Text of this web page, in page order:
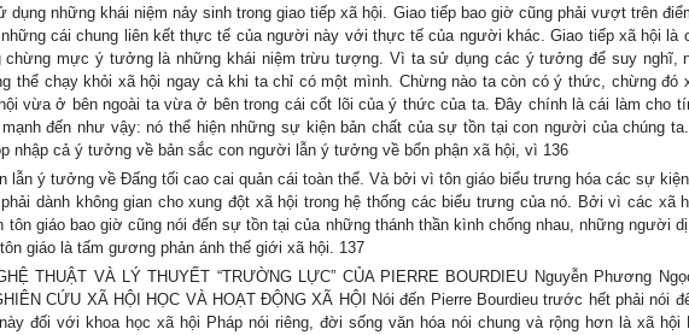
dụng những khái niệm nảy sinh trong giao tiếp xã hội. Giao tiếp bao giờ cũng phải vượt trên
cái chung liên kết thực tế của người này với thực tế của người khác. Giao tiếp xã hội là
mực ý tưởng là những khái niệm trừu tượng. Vì ta sử dụng các ý tưởng để suy nghĩ,
thể chạy khỏi xã hội ngay cả khi ta chỉ có một mình. Chừng nào ta còn có ý thức, chừng đó
vừa ở bên ngoài ta vừa ở bên trong cái cốt lõi của ý thức của ta. Đây chính là cái làm cho
đến như vậy: nó thể hiện những sự kiện bản chất của sự tồn tại con người của chúng
nhập cả ý tưởng về bản sắc con người lẫn ý tưởng về bổn phận xã hội, vì 136
lẫn ý tưởng về Đấng tối cao cai quản cái toàn thể. Và bởi vì tôn giáo biểu trưng hóa các sự
dành không gian cho xung đột xã hội trong hệ thống các biểu trưng của nó. Bởi vì các xã
tôn giáo bao giờ cũng nói đến sự tồn tại của những thánh thần kình chống nhau, những người
giáo là tấm gương phản ánh thế giới xã hội. 137
THUẬT VÀ LÝ THUYẾT “TRƯỜNG LỰC” CỦA PIERRE BOURDIEU Nguyễn Phương
CỨU XÃ HỘI HỌC VÀ HOẠT ĐỘNG XÃ HỘI Nói đến Pierre Bourdieu trước hết phải nói
đối với khoa học xã hội Pháp nói riêng, đời sống văn hóa nói chung và rộng hơn là xã